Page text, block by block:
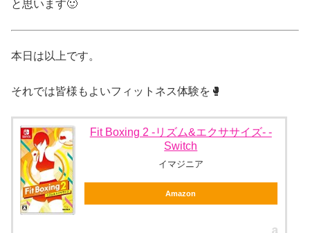
と思います🙂
本日は以上です。
それでは皆様もよいフィットネス体験を🥊
Fit Boxing 2 -リズム&エクササイズ- -
Switch
イマジニア
Amazon